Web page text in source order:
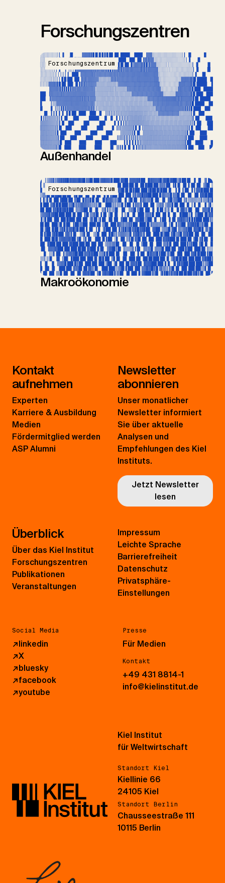
Forschungszentren
Forschungszentrum
Außenhandel
Forschungszentrum
Makroökonomie
Kontakt
aufnehmen
Experten
Karriere & Ausbildung
Medien
Fördermitglied werden
ASP Alumni
Newsletter
abonnieren
Unser monatlicher
Newsletter informiert
Sie über aktuelle
Analysen und
Empfehlungen des Kiel
Instituts.
Jetzt Newsletter
lesen
Überblick
Über das Kiel Institut
Forschungszentren
Publikationen
Veranstaltungen
Social Media
↗linkedin
↗X
↗bluesky
↗facebook
↗youtube
Presse
Für Medien
Kontakt
+49 431 8814-1
info@kielinstitut.de
Impressum
Leichte Sprache
Barrierefreiheit
Datenschutz
Privatsphäre-
Einstellungen
Kiel Institut
für Weltwirtschaft
Standort Kiel
Kiellinie 66
24105 Kiel
Standort Berlin
Chausseestraße 111
10115 Berlin